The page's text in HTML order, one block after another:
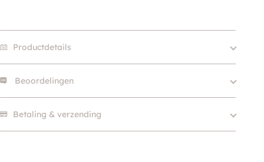
Productdetails
Merk
Kleur
Blauw
SKU
Beoordelingen
Betaling & verzending